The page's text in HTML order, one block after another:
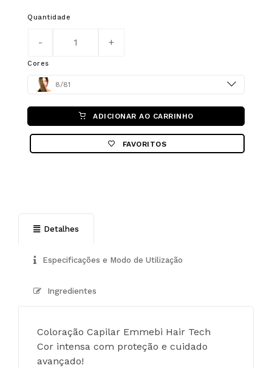
Quantidade
Cores
Color 8/81
ADICIONAR AO CARRINHO
FAVORITOS
Detalhes
Especificações e Modo de Utilização
Ingredientes
Coloração Capilar Emmebi Hair Tech
Cor intensa com proteção e cuidado
avançado!